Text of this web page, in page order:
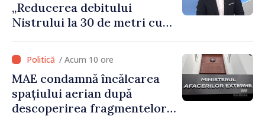
„Reducerea debitului
Nistrului la 30 de metri cubi
„catastrofă naturală”
/ Acum 10 ore
MAE condamnă încălcarea
spațiului aerian după
descoperirea fragmentelor